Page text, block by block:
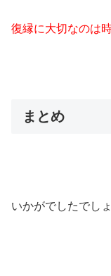
復縁に大切なのは
まとめ
いかがでしたでしょ